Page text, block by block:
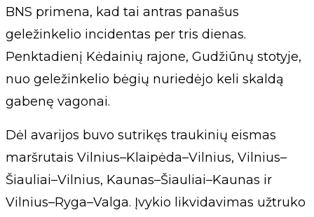
BNS primena, kad tai antras panašus
geležinkelio incidentas per tris dienas.
Penktadienį Kėdainių rajone, Gudžiūnų stotyje,
nuo geležinkelio bėgių nuriedėjo keli skaldą
gabenę vagonai.
Dėl avarijos buvo sutrikęs traukinių eismas
maršrutais Vilnius–Klaipėda–Vilnius, Vilnius–
Šiauliai–Vilnius, Kaunas–Šiauliai–Kaunas ir
Vilnius–Ryga–Valga. Įvykio likvidavimas užtruko